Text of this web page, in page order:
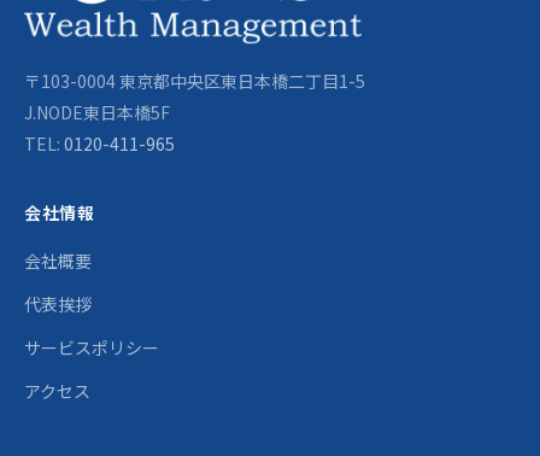
〒103-0004 東京都中央区東日本橋二丁目1-5
J.NODE東日本橋5F
TEL: 0120-411-965
会社情報
会社概要
代表挨拶
サービスポリシー
アクセス